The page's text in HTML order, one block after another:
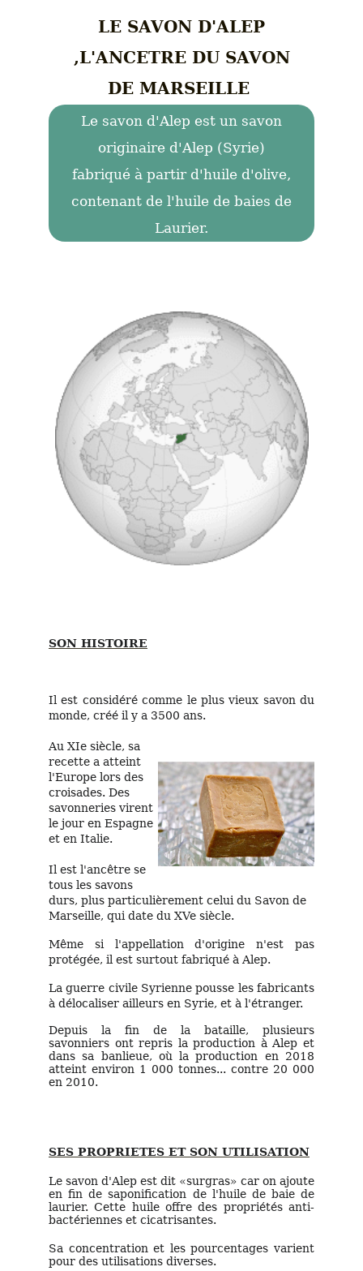
LE SAVON D'ALEP
,L'ANCETRE DU SAVON
DE MARSEILLE
Le savon d'Alep est un savon
originaire d'Alep (Syrie)
fabriqué à partir d'huile d'olive,
contenant de l'huile de baies de
Laurier.
SON HISTOIRE
Il est considéré comme le plus vieux savon du
monde, créé il y a 3500 ans.
Au XIe siècle, sa
recette a atteint
l'Europe lors des
croisades. Des
savonneries virent
le jour en Espagne
et en Italie.
Il est l'ancêtre se
tous les savons
durs, plus particulièrement celui du Savon de
Marseille, qui date du XVe siècle.
Même si l'appellation d'origine n'est pas
protégée, il est surtout fabriqué à Alep.
La guerre civile Syrienne pousse les fabricants
à délocaliser ailleurs en Syrie, et à l'étranger.
Depuis la fin de la bataille, plusieurs
savonniers ont repris la production à Alep et
dans sa banlieue, où la production en 2018
atteint environ 1 000 tonnes... contre 20 000
en 2010.
SES PROPRIETES ET SON UTILISATION
Le savon d'Alep est dit «surgras» car on ajoute
en fin de saponification de l'huile de baie de
laurier. Cette huile offre des propriétés anti-
bactériennes et cicatrisantes.
Sa concentration et les pourcentages varient
pour des utilisations diverses.